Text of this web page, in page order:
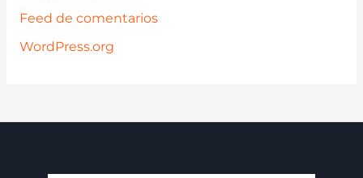
Feed de comentarios
WordPress.org